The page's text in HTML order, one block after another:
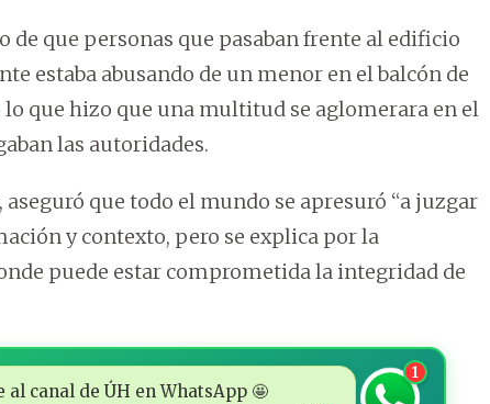
que personas que pasaban frente al edificio
estaba abusando de un menor en el balcón de
que hizo que una multitud se aglomerara en el
las autoridades.
que todo el mundo se apresuró “a juzgar
y contexto, pero se explica por la
puede estar comprometida la integridad de
canal de ÚH en WhatsApp 🤩
1